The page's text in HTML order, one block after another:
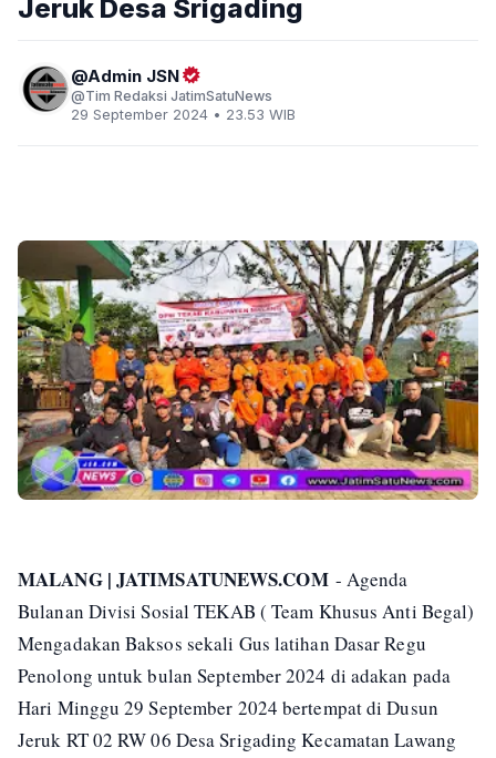
Jeruk Desa Srigading
Admin JSN
Tim Redaksi JatimSatuNews
29 September 2024 • 23.53 WIB
MALANG | JATIMSATUNEWS.COM- Agenda
Bulanan Divisi Sosial TEKAB ( Team Khusus Anti Begal)
Mengadakan Baksos sekali Gus latihan Dasar Regu
Penolong untuk bulan September 2024 di adakan pada
Hari Minggu 29 September 2024 bertempat di Dusun
Jeruk RT 02 RW 06 Desa Srigading Kecamatan Lawang